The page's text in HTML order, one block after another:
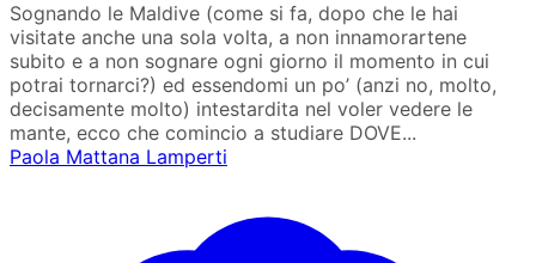
Sognando le Maldive (come si fa, dopo che le hai
visitate anche una sola volta, a non innamorartene
subito e a non sognare ogni giorno il momento in cui
potrai tornarci?) ed essendomi un po’ (anzi no, molto,
decisamente molto) intestardita nel voler vedere le
mante, ecco che comincio a studiare DOVE...
Paola Mattana Lamperti